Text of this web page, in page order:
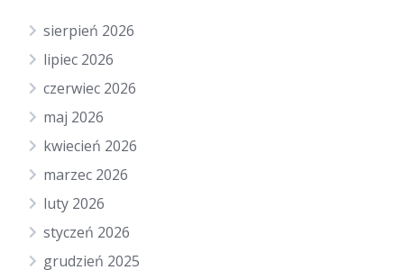
sierpień 2026
lipiec 2026
czerwiec 2026
maj 2026
kwiecień 2026
marzec 2026
luty 2026
styczeń 2026
grudzień 2025